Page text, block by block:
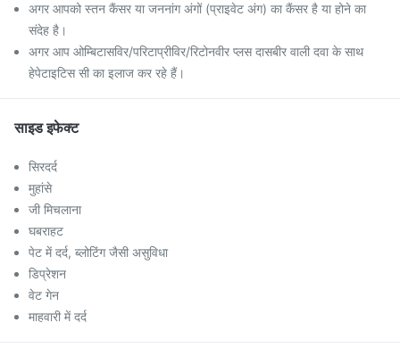
अगर आपको स्तन कैंसर या जननांग अंगों (प्राइवेट अंग) का कैंसर है या होने का
संदेह है।
अगर आप ओम्बिटासविर/परिटाप्रीविर/रिटोनवीर प्लस दासबीर वाली दवा के साथ
हेपेटाइटिस सी का इलाज कर रहे हैं।
साइड इफेक्ट
सिरदर्द
मुहांसे
जी मिचलाना
घबराहट
पेट में दर्द, ब्लोटिंग जैसी असुविधा
डिप्रेशन
वेट गेन
माहवारी में दर्द